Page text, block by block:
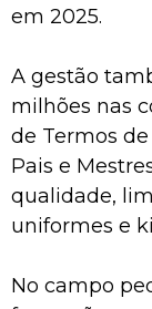
em 2025.
A gestão
milhões nas
de Termos
Pais e
qualidade,
uniformes e
No campo